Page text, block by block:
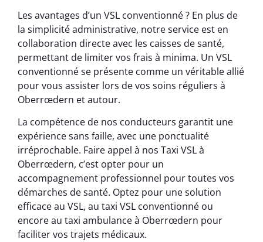
Les avantages d’un VSL conventionné ? En plus de
la simplicité administrative, notre service est en
collaboration directe avec les caisses de santé,
permettant de limiter vos frais à minima. Un VSL
conventionné se présente comme un véritable allié
pour vous assister lors de vos soins réguliers à
Oberrœdern et autour.
La compétence de nos conducteurs garantit une
expérience sans faille, avec une ponctualité
irréprochable. Faire appel à nos Taxi VSL à
Oberrœdern, c’est opter pour un
accompagnement professionnel pour toutes vos
démarches de santé. Optez pour une solution
efficace au VSL, au taxi VSL conventionné ou
encore au taxi ambulance à Oberrœdern pour
faciliter vos trajets médicaux.